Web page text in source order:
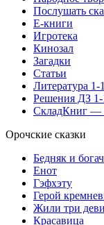
Послушать
Е-книги
Игротека
Кинозал
Загадки
Статьи
Литература 1-
Решения ДЗ 1-
СкладКниг —
Орочские сказки
Бедняк и богач
Енот
Гэфхэту
Герой
Жили три
Красавица